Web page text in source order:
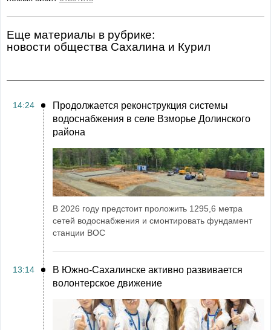
Еще материалы в рубрике:
Новости общества Сахалина и Курил
14:24
Продолжается реконструкция системы
водоснабжения в селе Взморье Долинского
района
В 2026 году предстоит проложить 1295,6 метра
сетей водоснабжения и смонтировать фундамент
станции ВОС
13:14
В Южно-Сахалинске активно развивается
волонтерское движение